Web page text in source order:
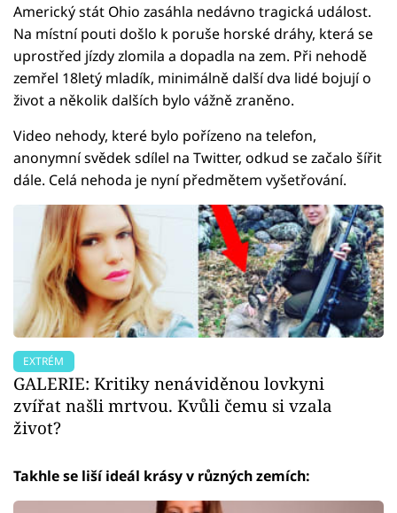
Americký stát Ohio zasáhla nedávno tragická událost.
Na místní pouti došlo k poruše horské dráhy, která se
uprostřed jízdy zlomila a dopadla na zem. Při nehodě
zemřel 18letý mladík, minimálně další dva lidé bojují o
život a několik dalších bylo vážně zraněno.
Video nehody, které bylo pořízeno na telefon,
anonymní svědek sdílel na Twitter, odkud se začalo šířit
dále. Celá nehoda je nyní předmětem vyšetřování.
EXTRÉM
GALERIE: Kritiky nenáviděnou lovkyni
zvířat našli mrtvou. Kvůli čemu si vzala
život?
Takhle se liší ideál krásy v různých zemích: